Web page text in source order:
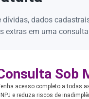
dados
extras em uma
Sob
acesso completo a todas
e reduza riscos de